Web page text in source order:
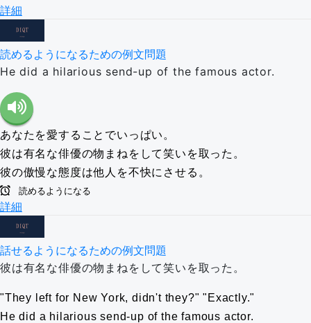
詳細
読めるようになるための例文問題
He did a hilarious send-up of the famous actor.
あなたを愛することでいっぱい。
彼は有名な俳優の物まねをして笑いを取った。
彼の傲慢な態度は他人を不快にさせる。
読めるようになる
詳細
話せるようになるための例文問題
彼は有名な俳優の物まねをして笑いを取った。
They left for New York, didn't they?
Exactly.
He did a hilarious send-up of the famous actor.